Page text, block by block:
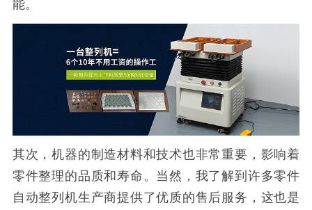
能。
其次，机器的制造材料和技术也非常重要，影响着
零件整理的品质和寿命。当然，我了解到许多零件
自动整列机生产商提供了优质的售后服务，这也是